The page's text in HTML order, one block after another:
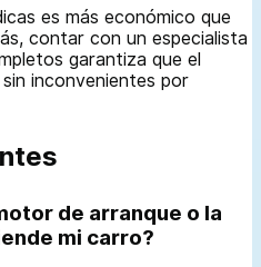
es más económico que
contar con un especialista
garantiza que el
inconvenientes por
de arranque o la
mi carro?